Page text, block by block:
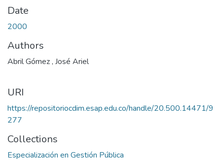
Date
2000
Authors
Abril Gómez , José Ariel
URI
https://repositoriocdim.esap.edu.co/handle/20.500.14471/9
277
Collections
Especialización en Gestión Pública